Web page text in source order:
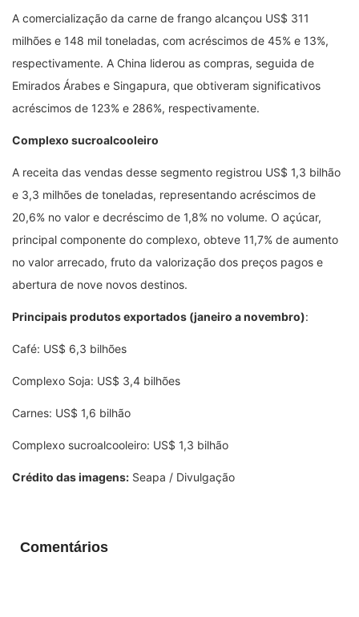
A comercialização da carne de frango alcançou US$ 311
milhões e 148 mil toneladas, com acréscimos de 45% e 13%,
respectivamente. A China liderou as compras, seguida de
Emirados Árabes e Singapura, que obtiveram significativos
acréscimos de 123% e 286%, respectivamente.
Complexo sucroalcooleiro
A receita das vendas desse segmento registrou US$ 1,3 bilhão
e 3,3 milhões de toneladas, representando acréscimos de
20,6% no valor e decréscimo de 1,8% no volume. O açúcar,
principal componente do complexo, obteve 11,7% de aumento
no valor arrecado, fruto da valorização dos preços pagos e
abertura de nove novos destinos.
Principais produtos exportados (janeiro a novembro):
Café: US$ 6,3 bilhões
Complexo Soja: US$ 3,4 bilhões
Carnes: US$ 1,6 bilhão
Complexo sucroalcooleiro: US$ 1,3 bilhão
Crédito das imagens: Seapa / Divulgação
Comentários